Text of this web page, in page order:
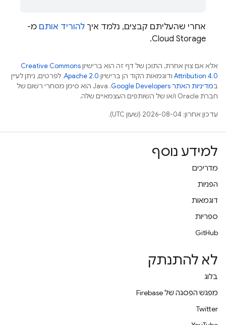
אחרי שהעליתם קבצים, נלמד איך להוריד אותם מ-
Cloud Storage.
אלא אם צוין אחרת, התוכן של דף זה הוא ברישיוןCreative Commons
Attribution 4.0 ודוגמאות הקוד הן ברישיון Apache 2.0. לפרטים, ניתן לעיין
במדיניות האתר Google Developers‏
.‏ Java הוא סימן מסחרי רשום של
חברת Oracle ו/או של השותפים העצמאיים שלה.
עדכון אחרון: 2026-08-04 (שעון UTC).
למידע נוסף
מדריכים
הפניות
דוגמאות
ספריות
GitHub
לא להתנתק
בלוג
מפגש הפסגה של Firebase
Twitter